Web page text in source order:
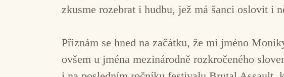
zkusme rozebrat i hudbu, jež má šanci oslovit i
Přiznám se hned na začátku, že mi jméno
ovšem u jména mezinárodně rozkročeného